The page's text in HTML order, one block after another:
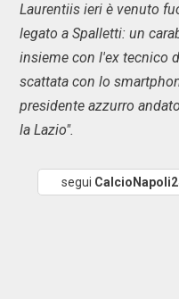
Laurentiis ieri è venuto
legato a Spalletti: un
insieme con l'ex tecnico
scattata con lo
presidente azzurro
la Lazio".
segui